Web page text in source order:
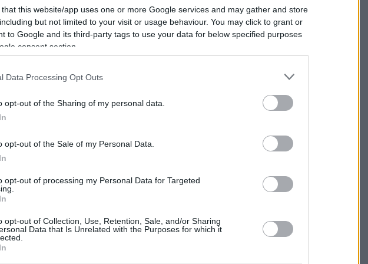
that this website/app uses one or more Google services and may gather and store
but not limited to your visit or usage behaviour. You may click to grant or
to Google and its third-party tags to use your data for below specified purposes
consent section.
Data Processing Opt Outs
opt-out of the Sharing of my personal data.
opt-out of the Sale of my Personal Data.
opt-out of processing my Personal Data for Targeted
opt-out of Collection, Use, Retention, Sale, and/or Sharing
Data that Is Unrelated with the Purposes for which it
Fenerbahçe Beko
Yardımcı Koçu Erdem Can
6. Kez NBA Yaz Ligi’nde!
Ligi oluyor.
“Oyuncularımız Geri
Sezon Geçirdiler, Takdiri
EuroLeague playoffları üçüncü maçında CSKA
sonrası yardımcı antrenör Erdem Can